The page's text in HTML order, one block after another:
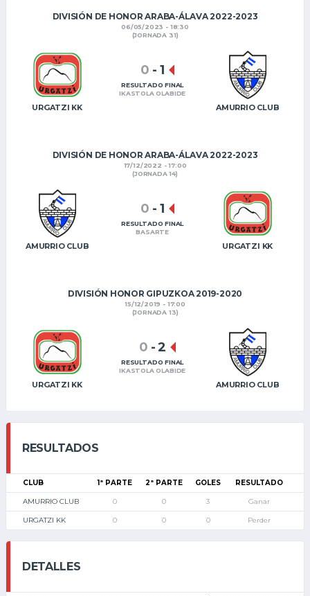
DIVISIÓN DE HONOR ARABA-ÁLAVA 2022-2023
06/05/2023 - 18:30
(JORNADA 31)
URGATZI KK AMURRIO CLUB
0 - 1
RESULTADO FINAL
IKASTOLA OLABIDE
DIVISIÓN DE HONOR ARABA-ÁLAVA 2022-2023
17/12/2022 - 17:00
(JORNADA 14)
AMURRIO CLUB URGATZI KK
0 - 1
RESULTADO FINAL
BASARTE
DIVISIÓN HONOR GIPUZKOA 2019-2020
15/12/2019 - 17:00
(JORNADA 13)
URGATZI KK AMURRIO CLUB
0 -2
RESULTADO FINAL
IKASTOLA OLABIDE
RESULTADOS
CLUB 1ª PARTE 2ª PARTE GOLES RESULTADO
AMURRIO CLUB 0 0 3 Ganar
URGATZI KK 0 0 0 Perder
DETALLES